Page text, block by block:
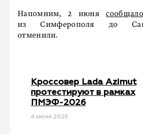
Напомним, 2 июня
из Симферополя до
отменили.
Кроссовер Lada Azimut
протестируют в рамках
ПМЭФ-2026
4 июня 2026